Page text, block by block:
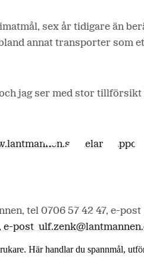
Här handlar du spannmål,
sex år tidigare än
annat transporter som
jag ser med stor
delarsrapport
tel 0706 57 42 47, e-post
e-post